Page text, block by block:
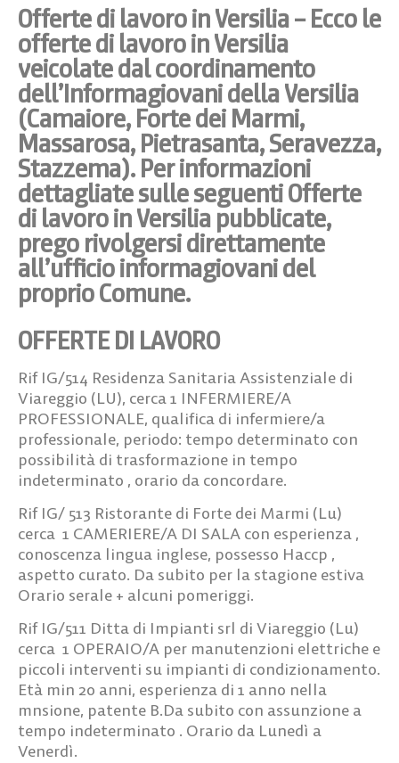
Offerte di lavoro in Versilia – Ecco le
offerte di lavoro in Versilia
veicolate dal coordinamento
dell’Informagiovani della Versilia
(Camaiore, Forte dei Marmi,
Massarosa, Pietrasanta, Seravezza,
Stazzema). Per informazioni
dettagliate sulle seguenti Offerte
di lavoro in Versilia pubblicate,
prego rivolgersi direttamente
all’ufficio informagiovani del
proprio Comune.
OFFERTE DI LAVORO
Rif IG/514 Residenza Sanitaria Assistenziale di
Viareggio (LU), cerca 1 INFERMIERE/A
PROFESSIONALE, qualifica di infermiere/a
professionale, periodo: tempo determinato con
possibilità di trasformazione in tempo
indeterminato , orario da concordare.
Rif IG/ 513 Ristorante di Forte dei Marmi (Lu)
cerca 1 CAMERIERE/A DI SALA con esperienza ,
conoscenza lingua inglese, possesso Haccp ,
aspetto curato. Da subito per la stagione estiva
Orario serale + alcuni pomeriggi.
Rif IG/511 Ditta di Impianti srl di Viareggio (Lu)
cerca 1 OPERAIO/A per manutenzioni elettriche e
piccoli interventi su impianti di condizionamento.
Età min 20 anni, esperienza di 1 anno nella
mnsione, patente B.Da subito con assunzione a
tempo indeterminato . Orario da Lunedì a
Venerdì.